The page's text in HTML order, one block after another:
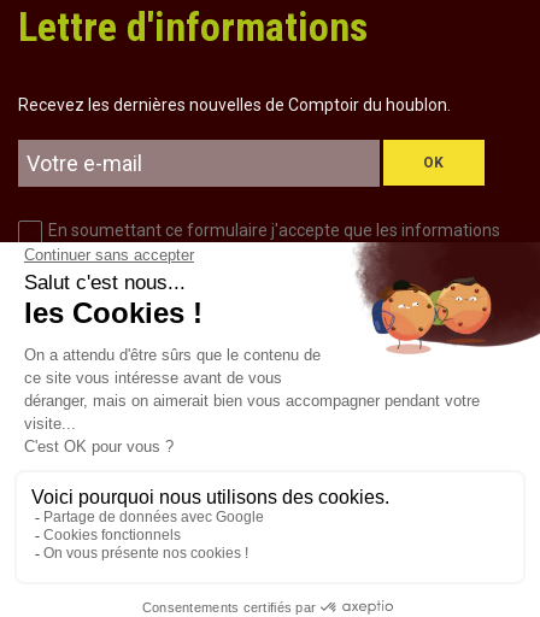
Lettre d'informations
Recevez les dernières nouvelles de Comptoir du houblon.
OK
En soumettant ce formulaire j'accepte que les informations
saisies soient utilisées pour m’envoyer la newsletter, dans le
cadre de la relation commerciale qui découle de cette demande
d’inscription.
ATTENTION : Les commandes souffriront de délais de
inclus. Merci de votre compréhension.
CONTACTEZ NOUS
03 88 89 08 40
TOUS NOS CONTACTS
ECRIVEZ NOUS